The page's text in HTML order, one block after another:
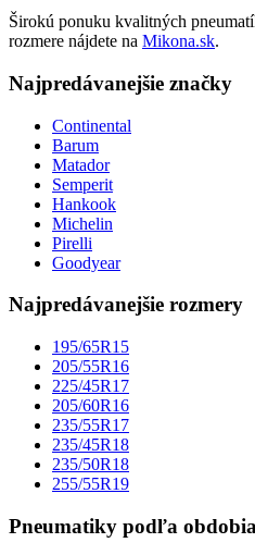
Širokú ponuku kvalitných
rozmere nájdete na Mikona.sk.
Najpredávanejšie značky
Continental
Barum
Matador
Semperit
Hankook
Michelin
Pirelli
Goodyear
Najpredávanejšie rozmery
195/65R15
205/55R16
225/45R17
205/60R16
235/55R17
235/45R18
235/50R18
255/55R19
Pneumatiky podľa obdobia